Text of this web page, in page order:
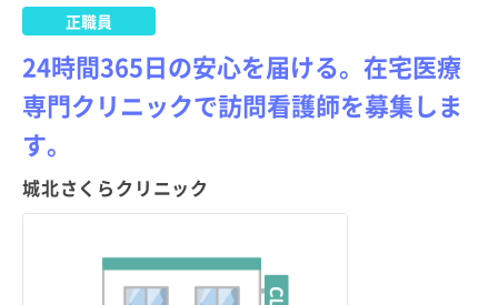
正職員
24時間365日の安心を届ける。在宅医療
専門クリニックで訪問看護師を募集しま
す。
城北さくらクリニック